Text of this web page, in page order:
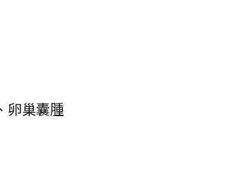
卵巢囊腫